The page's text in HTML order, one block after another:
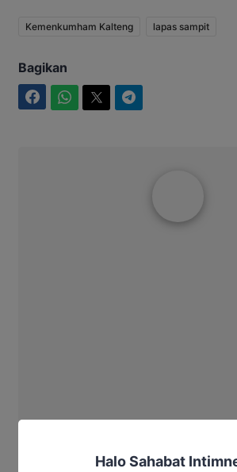
Kemenkumham Kalteng lapas sampit
Bagikan
Halo Sahabat